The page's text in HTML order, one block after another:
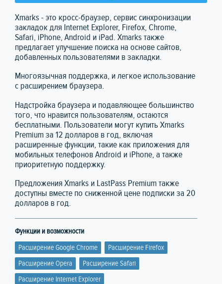
Xmarks - это кросс-браузер, сервис синхронизации
закладок для Internet Explorer, Firefox, Chrome,
Safari, iPhone, Android и iPad. Xmarks также
предлагает улучшение поиска на основе сайтов,
добавленных пользователями в закладки.
Многоязычная поддержка, и легкое использование
с расширением браузера.
Надстройка браузера и подавляющее большинство
того, что нравится пользователям, остаются
бесплатными. Пользователи могут купить Xmarks
Premium за 12 долларов в год, включая
расширенные функции, такие как приложения для
мобильных телефонов Android и iPhone, а также
приоритетную поддержку.
Предложения Xmarks и LastPass Premium также
доступны вместе по сниженной цене подписки за 20
долларов в год.
Функции и возможности
Расширение Google Chrome
Расширение Firefox
Расширение Opera
Расширение Safari
Расширение Internet Explorer